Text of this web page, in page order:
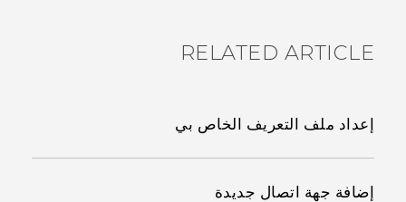
RELATED ARTICLE
إعداد ملف التعريف الخاص بي
إضافة جهة اتصال جديدة